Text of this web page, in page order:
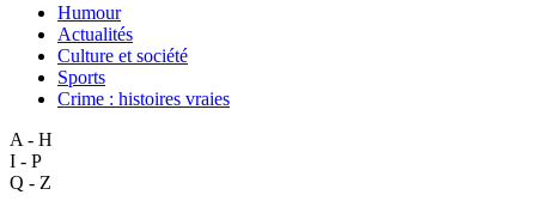
Humour
Actualités
Culture et société
Sports
Crime : histoires vraies
A - H
I - P
Q - Z